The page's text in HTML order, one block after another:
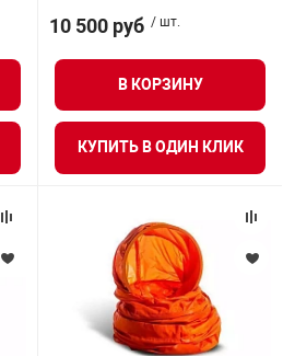
10 500 руб / шт.
В КОРЗИНУ
КУПИТЬ В ОДИН КЛИК